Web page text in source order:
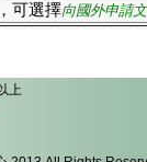
可選擇向國外申請
上